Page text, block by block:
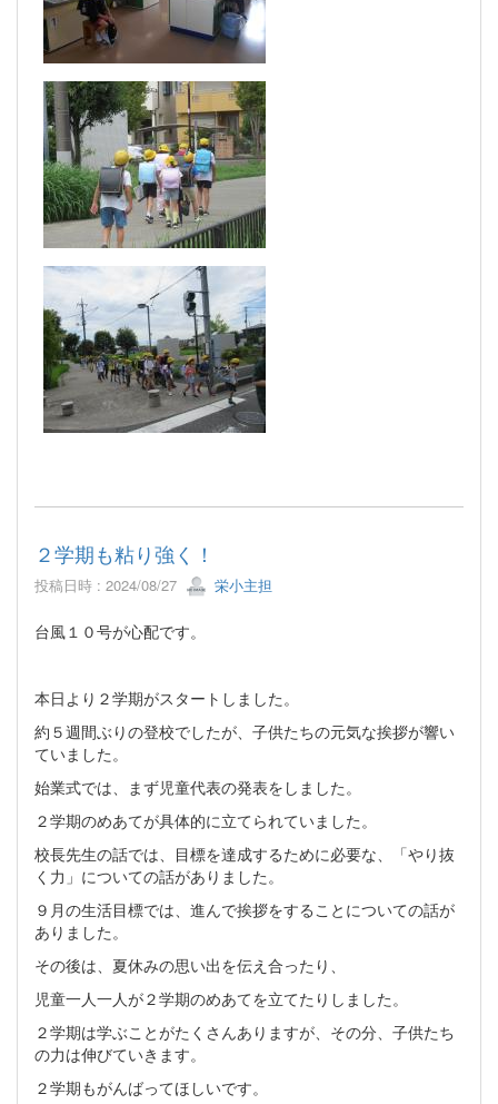
２学期も粘り強く！
投稿日時 : 2024/08/27 栄小主担
台風１０号が心配です。
本日より２学期がスタートしました。
約５週間ぶりの登校でしたが、子供たちの元気な挨拶が響い
ていました。
始業式では、まず児童代表の発表をしました。
２学期のめあてが具体的に立てられていました。
校長先生の話では、目標を達成するために必要な、「やり抜
く力」についての話がありました。
９月の生活目標では、進んで挨拶をすることについての話が
ありました。
その後は、夏休みの思い出を伝え合ったり、
児童一人一人が２学期のめあてを立てたりしました。
２学期は学ぶことがたくさんありますが、その分、子供たち
の力は伸びていきます。
２学期もがんばってほしいです。